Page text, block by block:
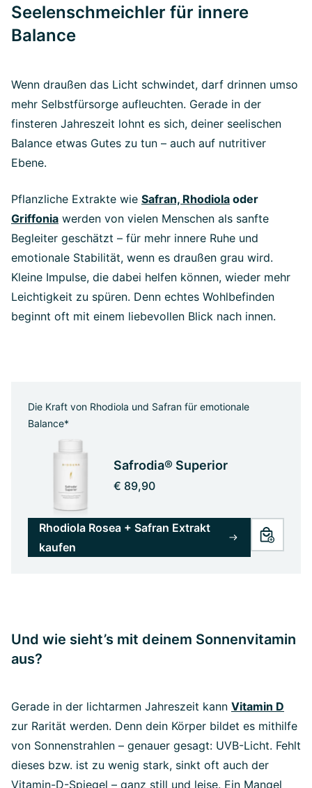
Seelenschmeichler für innere
Balance
Wenn draußen das Licht schwindet, darf drinnen umso
mehr Selbstfürsorge aufleuchten. Gerade in der
finsteren Jahreszeit lohnt es sich, deiner seelischen
Balance etwas Gutes zu tun – auch auf nutritiver
Ebene.
Pflanzliche Extrakte wie Safran, Rhodiola oder
Griffonia werden von vielen Menschen als sanfte
Begleiter geschätzt – für mehr innere Ruhe und
emotionale Stabilität, wenn es draußen grau wird.
Kleine Impulse, die dabei helfen können, wieder mehr
Leichtigkeit zu spüren. Denn echtes Wohlbefinden
beginnt oft mit einem liebevollen Blick nach innen.
Die Kraft von Rhodiola und Safran für emotionale
Balance*
Safrodia® Superior
€ 89,90
Rhodiola Rosea + Safran Extrakt
kaufen
Und wie sieht’s mit deinem Sonnenvitamin
aus?
Gerade in der lichtarmen Jahreszeit kann Vitamin D
zur Rarität werden. Denn dein Körper bildet es mithilfe
von Sonnenstrahlen – genauer gesagt: UVB-Licht. Fehlt
dieses bzw. ist zu wenig stark, sinkt oft auch der
Vitamin-D-Spiegel – ganz still und leise. Ein Mangel